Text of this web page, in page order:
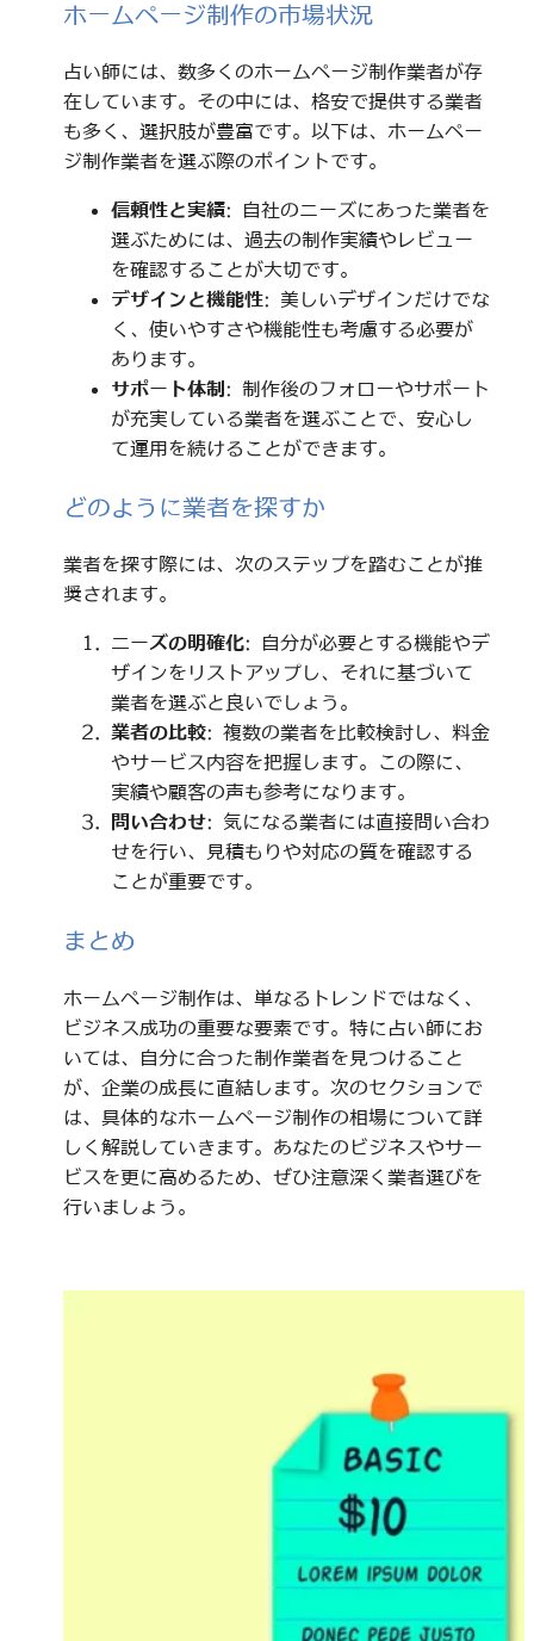
ホームページ制作の市場状況
占い師には、数多くのホームページ制作業者が存
在しています。その中には、格安で提供する業者
も多く、選択肢が豊富です。以下は、ホームペー
ジ制作業者を選ぶ際のポイントです。
信頼性と実績: 自社のニーズにあった業者を
選ぶためには、過去の制作実績やレビュー
を確認することが大切です。
デザインと機能性: 美しいデザインだけでな
く、使いやすさや機能性も考慮する必要が
あります。
サポート体制 : 制作後のフォローやサポート
が充実している業者を選ぶことで、安心し
て運用を続けることができます。
どのように業者を探すか
業者を探す際には、次のステップを踏むことが推
奨されます。
ニーズの明確化: 自分が必要とする機能やデ
ザインをリストアップし、それに基づいて
業者を選ぶと良いでしょう。
業者の比較: 複数の業者を比較検討し、料金
やサービス内容を把握します。この際に、
実績や顧客の声も参考になります。
問い合わせ: 気になる業者には直接問い合わ
せを行い、見積もりや対応の質を確認する
ことが重要です。
まとめ
ホームページ制作は、単なるトレンドではなく、
ビジネス成功の重要な要素です。特に占い師にお
いては、自分に合った制作業者を見つけること
が、企業の成長に直結します。次のセクションで
は、具体的なホームページ制作の相場について詳
しく解説していきます。あなたのビジネスやサー
ビスを更に高めるため、ぜひ注意深く業者選びを
行いましょう。